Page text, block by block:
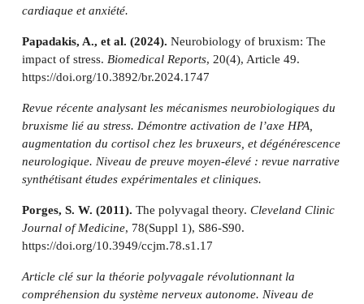
cardiaque et anxiété.
Papadakis, A., et al. (2024). Neurobiology of bruxism: The
impact of stress. Biomedical Reports, 20(4), Article 49.
https://doi.org/10.3892/br.2024.1747
Revue récente analysant les mécanismes neurobiologiques du
bruxisme lié au stress. Démontre activation de l’axe HPA,
augmentation du cortisol chez les bruxeurs, et dégénérescence
neurologique. Niveau de preuve moyen-élevé : revue narrative
synthétisant études expérimentales et cliniques.
Porges, S. W. (2011). The polyvagal theory. Cleveland Clinic
Journal of Medicine, 78(Suppl 1), S86-S90.
https://doi.org/10.3949/ccjm.78.s1.17
Article clé sur la théorie polyvagale révolutionnant la
compréhension du système nerveux autonome. Niveau de